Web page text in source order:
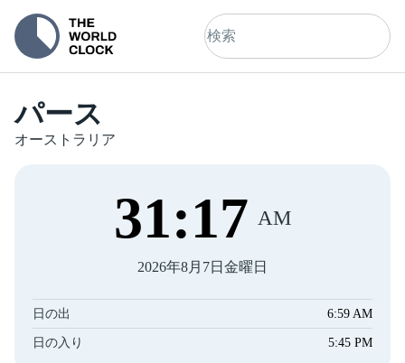
パース
オーストラリア
31:18 AM
2026年8月7日金曜日
日の出 6:59 AM
日の入り 5:45 PM